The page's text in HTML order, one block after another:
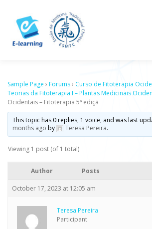
content
Sample Page › Forums› Curso de Fitoterapia
Teorias da Fitoterapia I – Plantas Medicinais
Ocidentais – Fitoterapia 5ª ediçã
This topic has 0 replies, 1 voice, and was last
months ago by Teresa Pereira.
Viewing 1 post (of 1 total)
Author Posts
October 17, 2023 at 12:05 am
Teresa Pereira
Participant